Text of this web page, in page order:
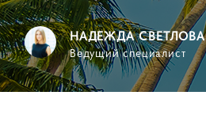
НАДЕЖДА СВЕТЛОВА
Ведущий специалист